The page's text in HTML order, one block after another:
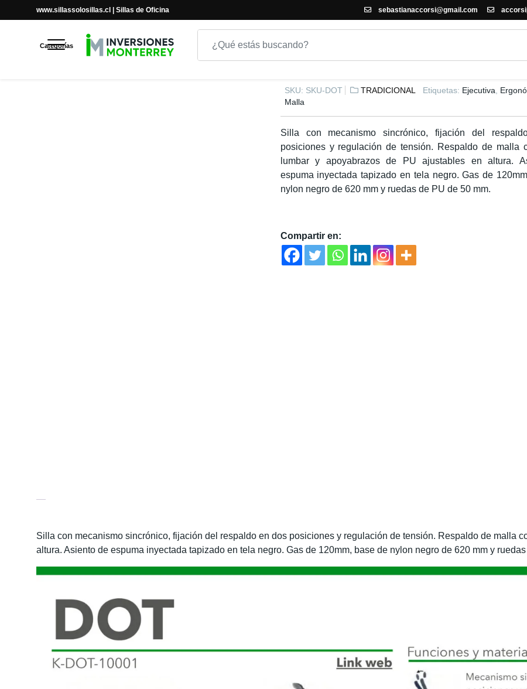
www.sillassolosillas.cl | Sillas de Oficina sebastianaccorsi@gmail.com
Categorías
SILLA DE OFICINA DOT
SILLA DE OFICINA DOT
SKU: SKU-DOT TRADICIONAL Etiquetas: Ejecutiva
Malla
Silla con mecanismo sincrónico, fijación del
posiciones y regulación de tensión. Respaldo de malla
lumbar y apoyabrazos de PU ajustables en altura.
espuma inyectada tapizado en tela negro. Gas de
nylon negro de 620 mm y ruedas de PU de 50 mm.
Compartir en:
Silla con mecanismo sincrónico, fijación del respaldo en dos posiciones y regulación de tensión. Respaldo de malla
altura. Asiento de espuma inyectada tapizado en tela negro. Gas de 120mm, base de nylon negro de 620 mm y